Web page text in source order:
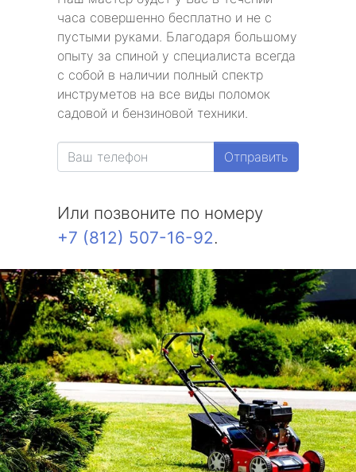
часа совершенно бесплатно и не с
пустыми руками. Благодаря большому
опыту за спиной у специалиста всегда
с собой в наличии полный спектр
инструметов на все виды поломок
садовой и бензиновой техники.
Отправить
Или позвоните по номеру
+7 (812) 507-16-92.